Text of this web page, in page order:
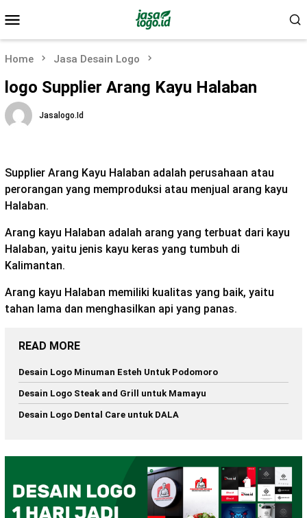
to
contentMenu
Home Jasa Desain Logo
logo Supplier Arang Kayu Halaban
Jasalogo.id
Supplier Arang Kayu Halaban adalah perusahaan atau
perorangan yang memproduksi atau menjual arang kayu
Halaban.
Arang kayu Halaban adalah arang yang terbuat dari kayu
Halaban, yaitu jenis kayu keras yang tumbuh di
Kalimantan.
Arang kayu Halaban memiliki kualitas yang baik, yaitu
tahan lama dan menghasilkan api yang panas.
READ MORE
Desain Logo Minuman Esteh Untuk Podomoro
Desain Logo Steak and Grill untuk Mamayu
Desain Logo Dental Care untuk DALA